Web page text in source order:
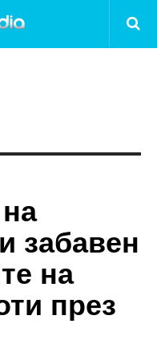
забавен
на
през